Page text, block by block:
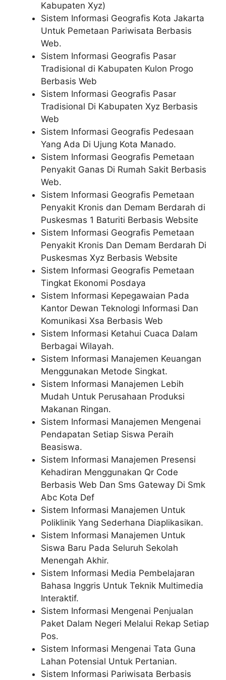
Kabupaten Xyz)
Sistem Informasi Geografis Kota Jakarta
Untuk Pemetaan Pariwisata Berbasis
Web.
Sistem Informasi Geografis Pasar
Tradisional di Kabupaten Kulon Progo
Berbasis Web
Sistem Informasi Geografis Pasar
Tradisional Di Kabupaten Xyz Berbasis
Web
Sistem Informasi Geografis Pedesaan
Yang Ada Di Ujung Kota Manado.
Sistem Informasi Geografis Pemetaan
Penyakit Ganas Di Rumah Sakit Berbasis
Web.
Sistem Informasi Geografis Pemetaan
Penyakit Kronis dan Demam Berdarah di
Puskesmas 1 Baturiti Berbasis Website
Sistem Informasi Geografis Pemetaan
Penyakit Kronis Dan Demam Berdarah Di
Puskesmas Xyz Berbasis Website
Sistem Informasi Geografis Pemetaan
Tingkat Ekonomi Posdaya
Sistem Informasi Kepegawaian Pada
Kantor Dewan Teknologi Informasi Dan
Komunikasi Xsa Berbasis Web
Sistem Informasi Ketahui Cuaca Dalam
Berbagai Wilayah.
Sistem Informasi Manajemen Keuangan
Menggunakan Metode Singkat.
Sistem Informasi Manajemen Lebih
Mudah Untuk Perusahaan Produksi
Makanan Ringan.
Sistem Informasi Manajemen Mengenai
Pendapatan Setiap Siswa Peraih
Beasiswa.
Sistem Informasi Manajemen Presensi
Kehadiran Menggunakan Qr Code
Berbasis Web Dan Sms Gateway Di Smk
Abc Kota Def
Sistem Informasi Manajemen Untuk
Poliklinik Yang Sederhana Diaplikasikan.
Sistem Informasi Manajemen Untuk
Siswa Baru Pada Seluruh Sekolah
Menengah Akhir.
Sistem Informasi Media Pembelajaran
Bahasa Inggris Untuk Teknik Multimedia
Interaktif.
Sistem Informasi Mengenai Penjualan
Paket Dalam Negeri Melalui Rekap Setiap
Pos.
Sistem Informasi Mengenai Tata Guna
Lahan Potensial Untuk Pertanian.
Sistem Informasi Pariwisata Berbasis